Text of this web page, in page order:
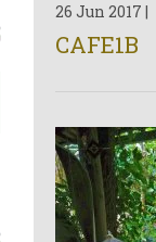
26 Jun 2017 |
CAFE1B